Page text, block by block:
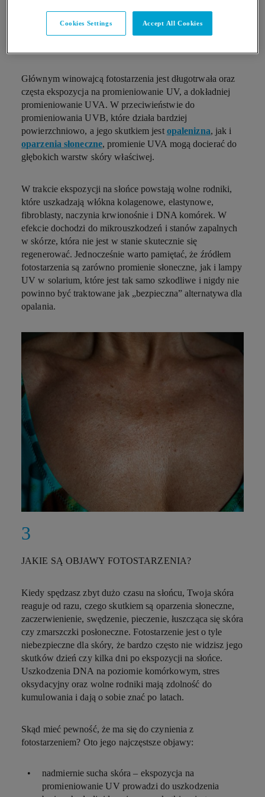
Głównym winowajcą fotostarzenia jest długotrwała oraz
częsta ekspozycja na promieniowanie UV, a dokładniej
promieniowanie UVA. W przeciwieństwie do
promieniowania UVB, które działa bardziej
powierzchniowo, a jego skutkiem jest opalenizna, jak i
oparzenia słoneczne, promienie UVA mogą docierać do
głębokich warstw skóry właściwej.
W trakcie ekspozycji na słońce powstają wolne rodniki,
które uszkadzają włókna kolagenowe, elastynowe,
fibroblasty, naczynia krwionośnie i DNA komórek. W
efekcie dochodzi do mikrouszkodzeń i stanów zapalnych
w skórze, która nie jest w stanie skutecznie się
regenerować. Jednocześnie warto pamiętać, że źródłem
fotostarzenia są zarówno promienie słoneczne, jak i lampy
UV w solarium, które jest tak samo szkodliwe i nigdy nie
powinno być traktowane jak „bezpieczna” alternatywa dla
opalania.
JAKIE SĄ OBJAWY FOTOSTARZENIA?
Kiedy spędzasz zbyt dużo czasu na słońcu, Twoja skóra
reaguje od razu, czego skutkiem są oparzenia słoneczne,
zaczerwienienie, swędzenie, pieczenie, łuszcząca się skóra
czy zmarszczki posłoneczne. Fotostarzenie jest o tyle
niebezpieczne dla skóry, że bardzo często nie widzisz jego
skutków dzień czy kilka dni po ekspozycji na słońce.
Uszkodzenia DNA na poziomie komórkowym, stres
oksydacyjny oraz wolne rodniki mają zdolność do
kumulowania i dają o sobie znać po latach.
Skąd mieć pewność, że ma się do czynienia z
fotostarzeniem? Oto jego najczęstsze objawy:
nadmiernie sucha skóra – ekspozycja na
promieniowanie UV prowadzi do uszkodzenia
Cookies Settings Accept All Cookies